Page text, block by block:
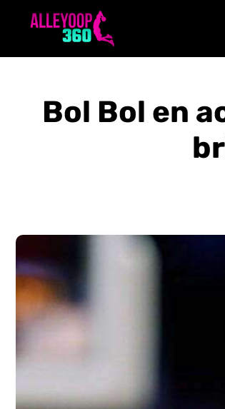
Bol Bol en